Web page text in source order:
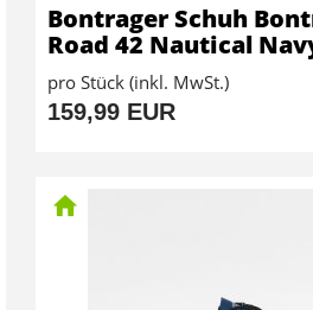
Bontrager Schuh
Road 42 Nautical
pro Stück (inkl. MwSt.)
159,99 EUR